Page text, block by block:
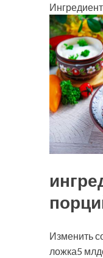
Изменить
ложка5